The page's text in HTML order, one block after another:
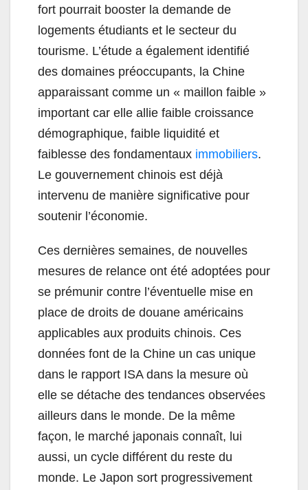
fort pourrait booster la demande de
logements étudiants et le secteur du
tourisme. L’étude a également identifié
des domaines préoccupants, la Chine
apparaissant comme un « maillon faible »
important car elle allie faible croissance
démographique, faible liquidité et
faiblesse des fondamentaux immobiliers.
Le gouvernement chinois est déjà
intervenu de manière significative pour
soutenir l’économie.
Ces dernières semaines, de nouvelles
mesures de relance ont été adoptées pour
se prémunir contre l’éventuelle mise en
place de droits de douane américains
applicables aux produits chinois. Ces
données font de la Chine un cas unique
dans le rapport ISA dans la mesure où
elle se détache des tendances observées
ailleurs dans le monde. De la même
façon, le marché japonais connaît, lui
aussi, un cycle différent du reste du
monde. Le Japon sort progressivement